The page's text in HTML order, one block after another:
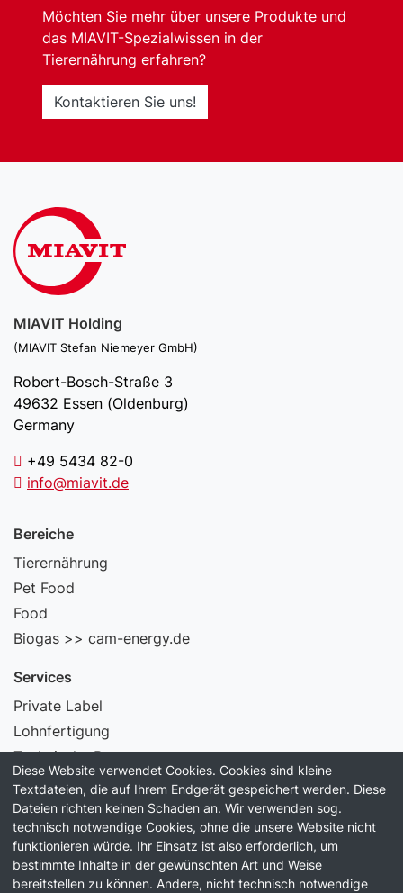
Möchten Sie mehr über unsere Produkte und
das MIAVIT-Spezialwissen in der
Tierernährung erfahren?
Kontaktieren Sie uns!
MIAVIT Holding
(MIAVIT Stefan Niemeyer GmbH)
Robert-Bosch-Straße 3
49632 Essen (Oldenburg)
Germany
+49 5434 82-0
info@miavit.de
Bereiche
Tierernährung
Pet Food
Food
Biogas >> cam-energy.de
Services
Private Label
Lohnfertigung
Technische Beratung
Laborservice
Information
Unternehmen
Qualität
Diese Website verwendet Cookies. Cookies sind kleine
Textdateien, die auf Ihrem Endgerät gespeichert werden. Diese
Dateien richten keinen Schaden an. Wir verwenden sog.
technisch notwendige Cookies, ohne die unsere Website nicht
funktionieren würde. Ihr Einsatz ist also erforderlich, um
bestimmte Inhalte in der gewünschten Art und Weise
bereitstellen zu können. Andere, nicht technisch notwendige